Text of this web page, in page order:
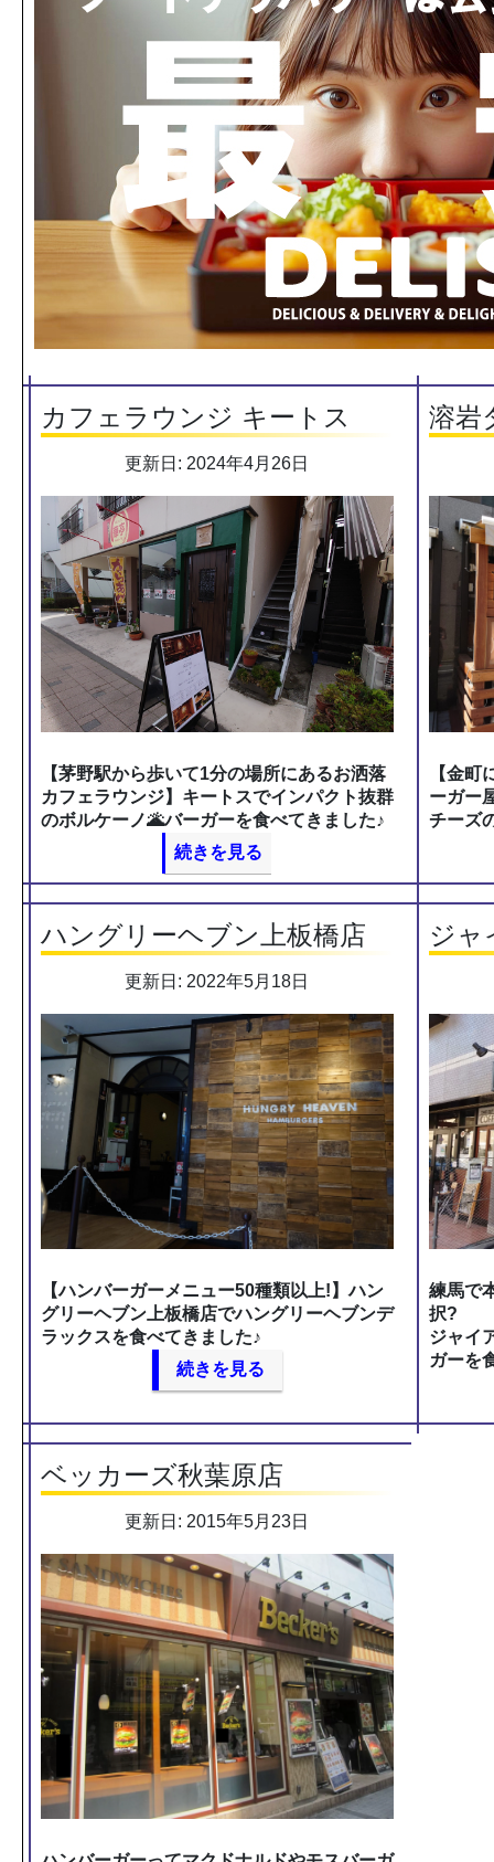
カフェラウンジ キートス
更新日: 2024年4月26日
【茅野駅から歩いて1分の場所にあるお洒落
カフェラウンジ】キートスでインパクト抜群
のボルケーノ🌋バーガーを食べてきました♪
続きを見る
溶岩
【金町
ーガー
チーズ
ハングリーヘブン上板橋店
更新日: 2022年5月18日
【ハンバーガーメニュー50種類以上!】ハン
グリーヘブン上板橋店でハングリーヘブンデ
ラックスを食べてきました♪
続きを見る
ジャ
練馬で
択?
ジャイ
ガーを
ベッカーズ秋葉原店
更新日: 2015年5月23日